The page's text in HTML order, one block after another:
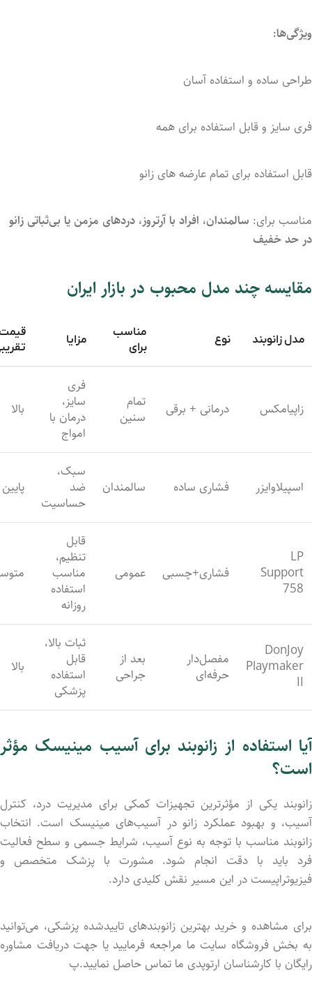
ویژگی‌ها:
طراحی ساده و استفاده آسان
فری سایز و قابل استفاده برای همه
قابل استفاده برای تمام عارضه های زانو
مناسب برای: سالمندان، افراد باآرتروز، دردهای مزمن یا بی‌ثباتی زانو
در حدخفیف
مقایسه چند مدل محبوب در بازار ایران
مدل زانوبند نوع
مناسب
برای
مزایا
زاپیامکس درمانی + برقی
تمام
سنین
فری
سایز،
درمان با
امواج
بالا
اسپیلاوایزر فشاری ساده سالمندان
سبک،
ضد
حساسیت
پایین
LP
Support
758
فشاری+چسبی عمومی
قابل
تنظیم،
مناسب
استفاده
روزانه
DonJoy
Playmaker
II
مفصل‌دار
حرفه‌ای
بعد از
جراحی
ثبات بالا،
قابل
استفاده
پزشکی
بالا
آیا استفاده از زانوبند برای آسیب مینیسک مؤثر
است؟
زانوبند یکی از مؤثرترین تجهیزات کمکی برای مدیریت درد، کنترل
آسیب، و بهبود عملکرد زانو در آسیب‌های مینیسک است. انتخاب
زانوبند مناسب با توجه به نوع آسیب، شرایط جسمی و سطح فعالیت
فرد باید با دقت انجام شود. مشورت با پزشک متخصص و
فیزیوتراپیست در این مسیر نقش کلیدی دارد.
برای مشاهده و خرید بهترین زانوبندهای تاییدشده پزشکی، می‌توانید
به بخش فروشگاه سایت ما مراجعه فرمایید یا جهت دریافت مشاوره
رایگان با کارشناسان ارتوپدی ما تماس حاصل نمایید.پ